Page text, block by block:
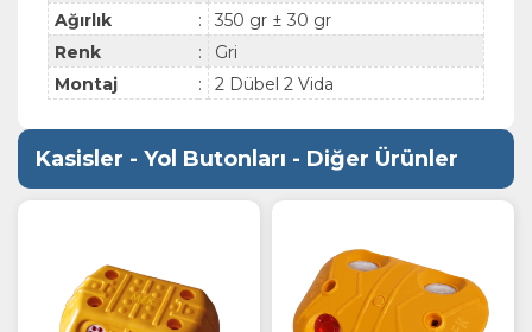
Ağırlık
:
350 gr ± 30 gr
Renk
:
Gri
Montaj
: 2 Dübel 2 Vida
Kasisler - Yol Butonları - Diğer Ürünler